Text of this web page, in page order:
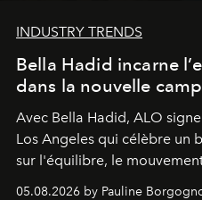
INDUSTRY TRENDS
Bella Hadid incarne
dans la nouvelle
Avec Bella Hadid, ALO
Los Angeles qui célèbre un
sur l'équilibre, le
05.08.2026 by Pauline